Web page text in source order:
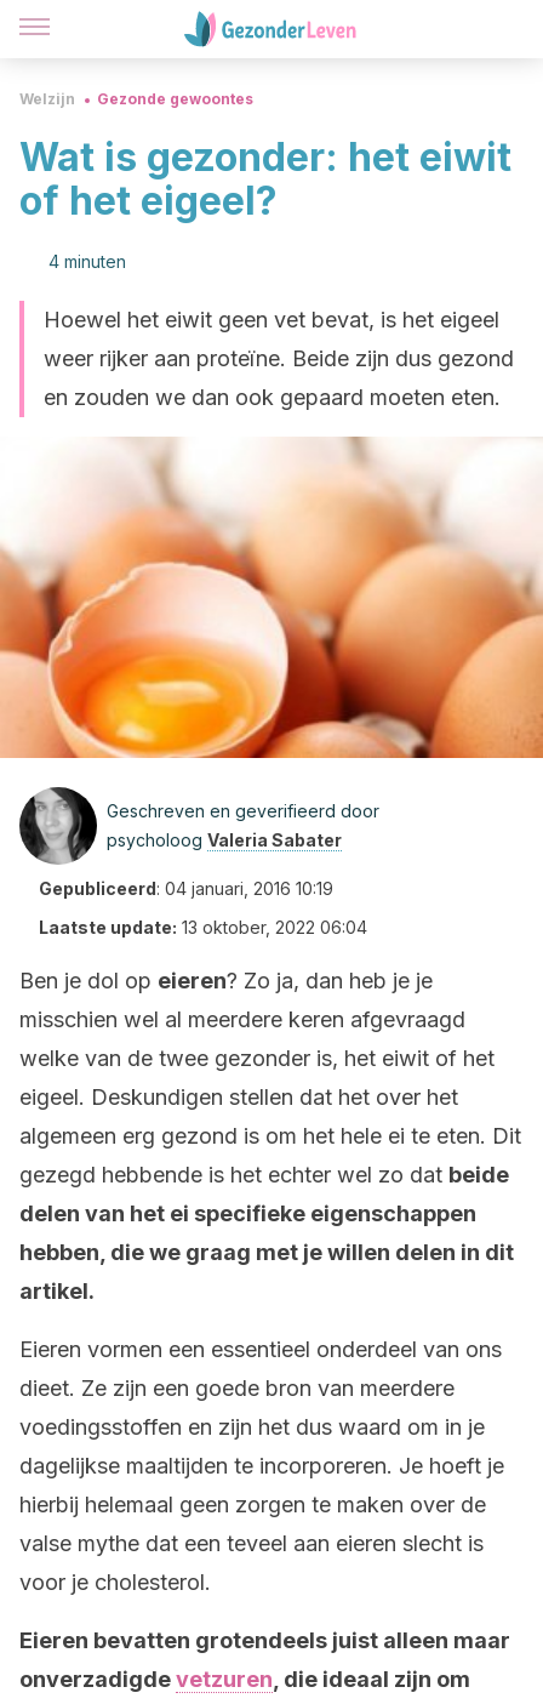
Welzijn Gezonde gewoontes
Wat is gezonder: het eiwit
of het eigeel?
4 minuten
Hoewel het eiwit geen vet bevat, is het eigeel
weer rijker aan proteïne. Beide zijn dus gezond
en zouden we dan ook gepaard moeten eten.
Geschreven en geverifieerd door
psycholoog Valeria Sabater
Gepubliceerd: 04 januari, 2016 10:19
Laatste update: 13 oktober, 2022 06:04
Ben je dol op eieren? Zo ja, dan heb je je
misschien wel al meerdere keren afgevraagd
welke van de twee gezonder is, het eiwit of het
eigeel. Deskundigen stellen dat het over het
algemeen erg gezond is om het hele ei te eten. Dit
gezegd hebbende is het echter wel zo dat beide
delen van het ei specifieke eigenschappen
hebben, die we graag met je willen delen in dit
artikel.
Eieren vormen een essentieel onderdeel van ons
dieet. Ze zijn een goede bron van meerdere
voedingsstoffen en zijn het dus waard om in je
dagelijkse maaltijden te incorporeren. Je hoeft je
hierbij helemaal geen zorgen te maken over de
valse mythe dat een teveel aan eieren slecht is
voor je cholesterol.
Eieren bevatten grotendeels juist alleen maar
onverzadigdevetzuren , die ideaal zijn om